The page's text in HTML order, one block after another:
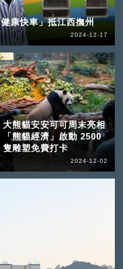
康快車」抵江西撫州
2024-12-17
大熊貓安安可可周末亮相
「熊貓經濟」啟動 2500
隻雕塑免費打卡
2024-12-02